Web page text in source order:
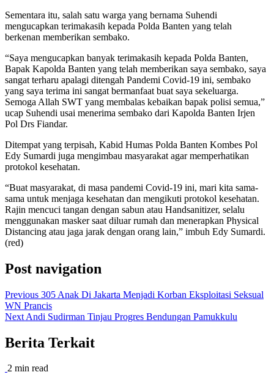
Sementara itu, salah satu warga yang bernama Suhendi
mengucapkan terimakasih kepada Polda Banten yang telah
berkenan memberikan sembako.
“Saya mengucapkan banyak terimakasih kepada Polda Banten,
Bapak Kapolda Banten yang telah memberikan saya sembako, saya
sangat terharu apalagi ditengah Pandemi Covid-19 ini, sembako
yang saya terima ini sangat bermanfaat buat saya sekeluarga.
Semoga Allah SWT yang membalas kebaikan bapak polisi semua,”
ucap Suhendi usai menerima sembako dari Kapolda Banten Irjen
Pol Drs Fiandar.
Ditempat yang terpisah, Kabid Humas Polda Banten Kombes Pol
Edy Sumardi juga mengimbau masyarakat agar memperhatikan
protokol kesehatan.
“Buat masyarakat, di masa pandemi Covid-19 ini, mari kita sama-
sama untuk menjaga kesehatan dan mengikuti protokol kesehatan.
Rajin mencuci tangan dengan sabun atau Handsanitizer, selalu
menggunakan masker saat diluar rumah dan menerapkan Physical
Distancing atau jaga jarak dengan orang lain,” imbuh Edy Sumardi.
(red)
Post navigation
Previous 305 Anak Di Jakarta Menjadi Korban Eksploitasi Seksual
WN Prancis
Next Andi Sudirman Tinjau Progres Bendungan Pamukkulu
Berita Terkait
2 min read